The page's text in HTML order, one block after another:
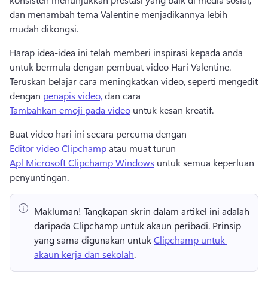
dan menambah tema Valentine menjadikannya lebih
mudah dikongsi.
Harap idea-idea ini telah memberi inspirasi kepada anda
Teruskan belajar cara meningkatkan video, seperti mengedit
dengan penapis video, dan cara
Tambahkan emoji pada video untuk kesan kreatif.
Buat video hari ini secara percuma dengan
Editor video Clipchamp atau muat turun
Apl Microsoft Clipchamp Windows untuk semua keperluan
penyuntingan.
Makluman! Tangkapan skrin dalam artikel ini adalah
daripada Clipchamp untuk akaun peribadi. Prinsip
yang sama digunakan untuk Clipchamp untuk
akaun kerja dan sekolah.